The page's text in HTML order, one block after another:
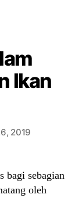
Ikan
2019
bagi sebagian
oleh